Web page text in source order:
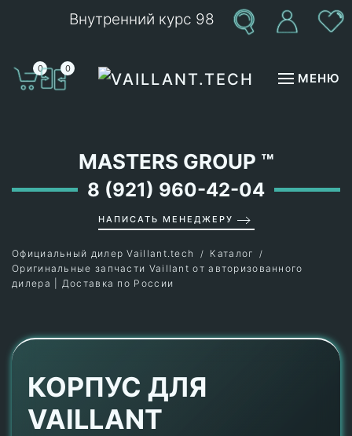
Внутренний курс 98
0 0
МЕНЮ
MASTERS GROUP ™
8 (921) 960-42-04
НАПИСАТЬ МЕНЕДЖЕРУ
Официальный дилер Vaillant.tech
Каталог
Оригинальные запчасти Vaillant от авторизованного
дилера | Доставка по России
КОРПУС ДЛЯ
VAILLANT